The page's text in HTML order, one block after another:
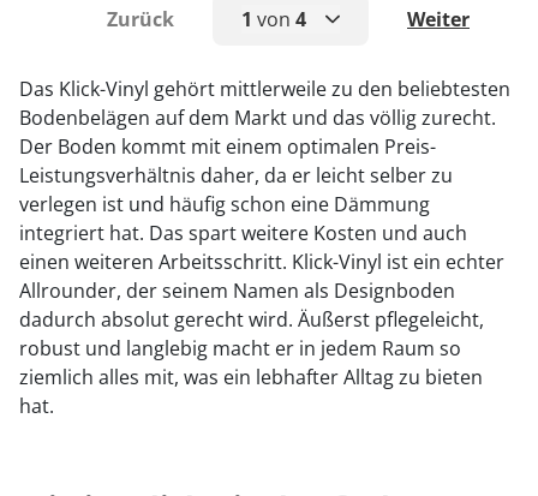
Zurück 1 von 4
2
3
Weiter
Das Klick-Vinyl gehört mittlerweile zu den beliebtesten
Bodenbelägen auf dem Markt und das völlig zurecht.
Der Boden kommt mit einem optimalen Preis-
Leistungsverhältnis daher, da er leicht selber zu
verlegen ist und häufig schon eine Dämmung
integriert hat. Das spart weitere Kosten und auch
einen weiteren Arbeitsschritt. Klick-Vinyl ist ein echter
Allrounder, der seinem Namen als Designboden
dadurch absolut gerecht wird. Äußerst pflegeleicht,
robust und langlebig macht er in jedem Raum so
ziemlich alles mit, was ein lebhafter Alltag zu bieten
hat.